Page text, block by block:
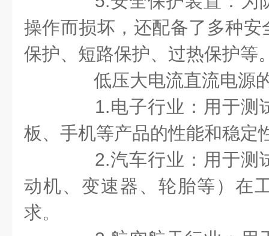
操作而损坏，还配备了多种
保护、短路保护、过热保护等
低压大电流直流电源
1.电子行业：用于测
板、手机等产品的性能和稳定
2.汽车行业：用于测
动机、变速器、轮胎等）在
求。